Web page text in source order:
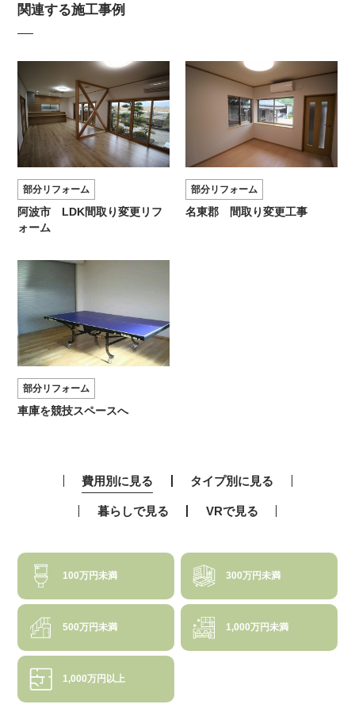
関連する施工事例
部分リフォーム
阿波市 LDK間取り変更リフ
ォーム
部分リフォーム
名東郡 間取り変更工事
部分リフォーム
車庫を競技スペースへ
費用別に見る タイプ別に見る
暮らしで見る VRで見る
100万円未満 300万円未満
500万円未満 1,000万円未満
1,000万円以上